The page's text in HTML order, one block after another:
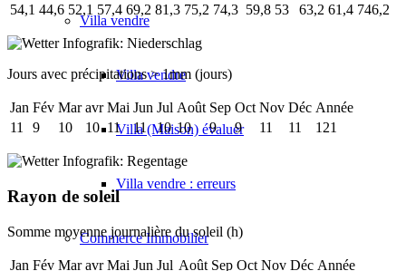
Villa vendre
Villa vendre
Villa (Maison) évaluer
Villa vendre : erreurs
CommerceImmobilier
54,1 44,6 52,1 57,4 69,2 81,3 75,2 74,3 59,8 53 63,2 61,4 746,2
Jours avec précipitations > 1mm (jours)
Jan Fév Mar avr Mai Jun Jul Août Sep Oct Nov Déc Année
11
9 10 10 11 11 10 10 9 9 11 11 121
Rayon de soleil
Somme moyenne journalière du soleil (h)
Jan Fév Mar avr Mai Jun Jul Août Sep Oct Nov Déc Année